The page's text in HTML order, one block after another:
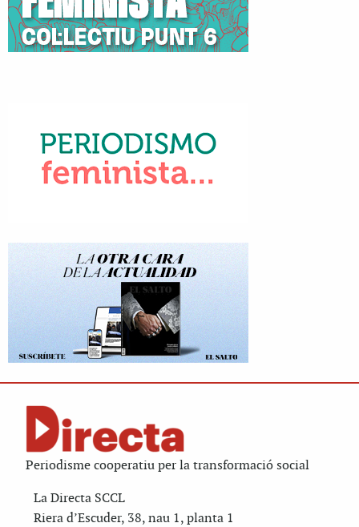
Periodisme cooperatiu per la transformació social
La Directa SCCL
Riera d’Escuder, 38, nau 1, planta 1